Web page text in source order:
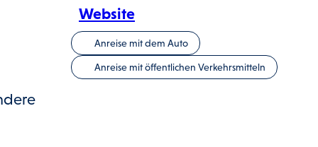
Website
Anreise mit dem Auto
Anreise mit öffentlichen Verkehrsmitteln